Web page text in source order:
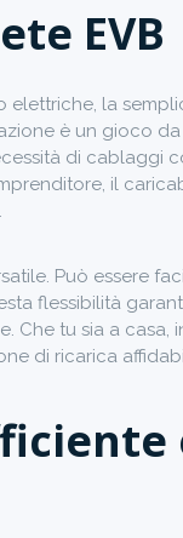
EVB
la
è un gioco
di cablaggi
il
Può essere
flessibilità
tu sia a casa,
di ricarica